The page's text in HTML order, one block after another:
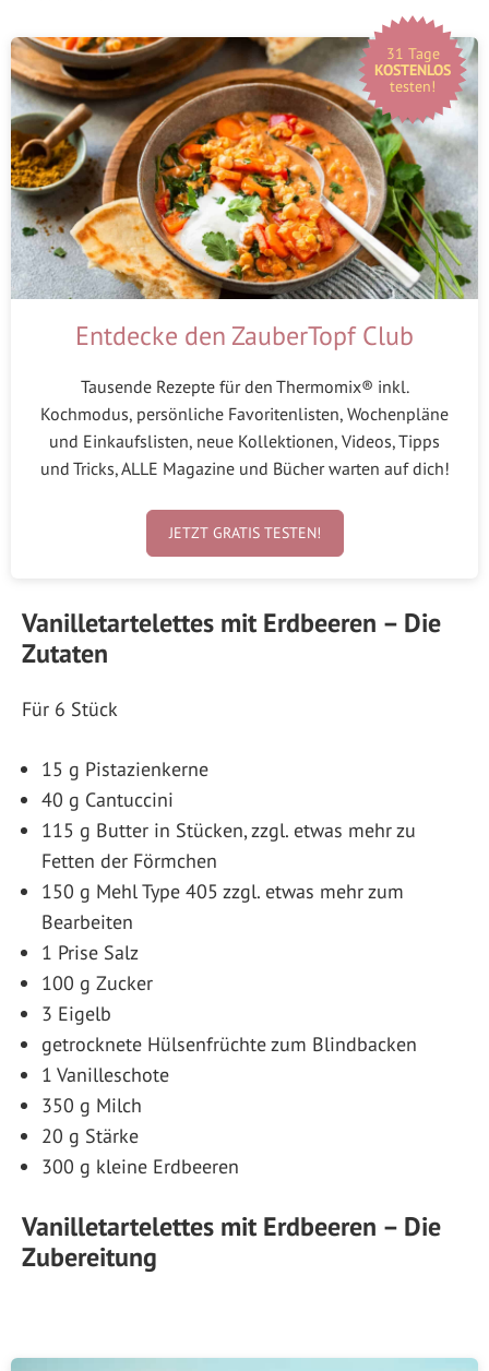
31 Tage
KOSTENLOS
testen!
Entdecke den ZauberTopf Club
Tausende Rezepte für den Thermomix® inkl.
Kochmodus, persönliche Favoritenlisten, Wochenpläne
und Einkaufslisten, neue Kollektionen, Videos, Tipps
und Tricks, ALLE Magazine und Bücher warten auf dich!
JETZT GRATIS TESTEN!
Vanilletartelettes mit Erdbeeren – Die
Zutaten
Für 6 Stück
15 g Pistazienkerne
40 g Cantuccini
115 g Butter in Stücken, zzgl. etwas mehr zu
Fetten der Förmchen
150 g Mehl Type 405 zzgl. etwas mehr zum
Bearbeiten
1 Prise Salz
100 g Zucker
3 Eigelb
getrocknete Hülsenfrüchte zum Blindbacken
1 Vanilleschote
350 g Milch
20 g Stärke
300 g kleine Erdbeeren
Vanilletartelettes mit Erdbeeren – Die
Zubereitung